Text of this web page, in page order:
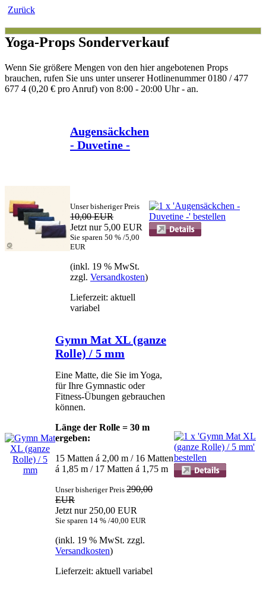
Zurück
Yoga-Props Sonderverkauf
Wenn Sie größere Mengen von den hier angebotenen Props
brauchen, rufen Sie uns unter unserer Hotlinenummer 0180 / 477
677 4 (0,20 € pro Anruf) von 8:00 - 20:00 Uhr - an.
Augensäckchen
- Duvetine -
Unser bisheriger Preis
10,00 EUR
Jetzt nur 5,00 EUR
Sie sparen 50 % /5,00
EUR
(inkl. 19 % MwSt.
zzgl. Versandkosten)
Lieferzeit: aktuell
variabel
Gymn Mat XL (ganze
Rolle) / 5 mm
Eine Matte, die Sie im Yoga,
für Ihre Gymnastic oder
Fitness-Übungen gebrauchen
können.
Länge der Rolle = 30 m
ergeben:
15 Matten á 2,00 m / 16 Matten
á 1,85 m / 17 Matten á 1,75 m
Unser bisheriger Preis 290,00
EUR
Jetzt nur 250,00 EUR
Sie sparen 14 % /40,00 EUR
(inkl. 19 % MwSt. zzgl.
Versandkosten)
Lieferzeit: aktuell variabel